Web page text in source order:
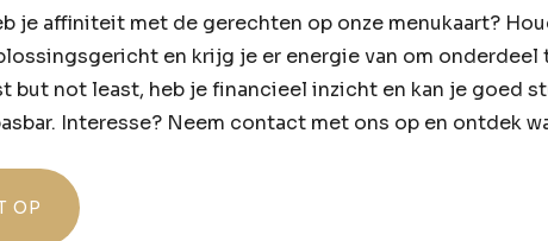
je affiniteit met de gerechten op onze menukaart?
en krijg je er energie van om
but not least, heb je financieel inzicht en kan je goed
Interesse? Neem contact met ons op en ontdek
OP